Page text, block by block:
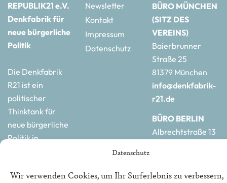
Datenschutz
Wir verwenden Cookies, um Ihr Surferlebnis zu verbessern,
REPUBLIK21 e.V.
Denkfabrik für
neue bürgerliche
Politik
Die Denkfabrik
R21 ist ein
politischer
Thinktank für
neue bürgerliche
Politik in
Newsletter
Kontakt
Impressum
Datenschutz
BÜRO MÜNCHEN
(SITZ DES
VEREINS)
Baierbrunner
Straße 25
81379 München
info@denkfabrik-
r21.de
BÜRO BERLIN
Albrechtstraße 13
r21.de